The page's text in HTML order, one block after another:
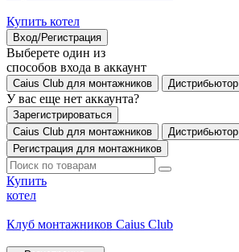
Купить котел
Вход/Регистрация
Выберете один из
способов входа в аккаунт
Caius Club для монтажников Дистрибьютор
У вас еще нет аккаунта?
Зарегистрироваться
Caius Club для монтажников
Дистрибьютор
Регистрация для монтажников
Купить
котел
Клуб монтажников Caius Club